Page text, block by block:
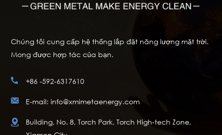
Chúng tôi cung cấp hệ thống lắp đặt năng lượng mặt trời.
Mong được hợp tác của bạn.
+86 -592-6317610
E-mail: info@xmimetaenergy.com
Building, No. 8, Torch Park, Torch High-tech Zone,